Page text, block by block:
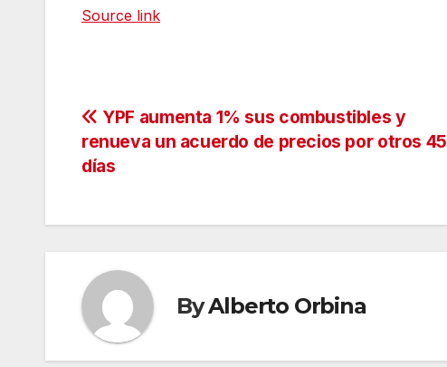
Source link
Navegación
de
YPF aumenta 1% sus combustibles y
renueva un acuerdo de precios por otros 45
días
ByAlberto Orbina